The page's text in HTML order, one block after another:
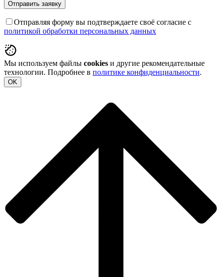
Отправляя форму вы подтверждаете своё согласие с
политикой обработки персональных данных
Мы используем файлы cookies и другие рекомендательные
технологии. Подробнее в политике конфиденциальности.
OK